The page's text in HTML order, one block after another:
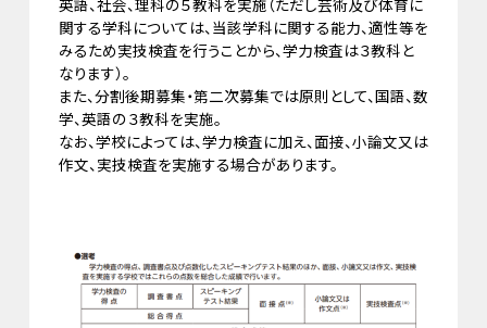
関する学科については、当該学科に関する能力、適性等を
みるため実技検査を行うことから、学力検査は３教科と
なります）。
また、分割後期募集・第二次募集では原則として、国語、数
学、英語の３教科を実施。
なお、学校によっては、学力検査に加え、面接、小論文又は
作文、実技検査を実施する場合があります。